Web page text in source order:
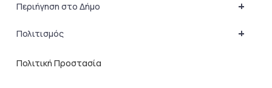
+
Περιήγηση στο Δήμο
+
Πολιτισμός
Πολιτική Προστασία